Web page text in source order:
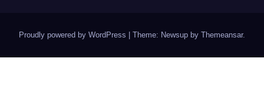
Proudly powered by WordPress Theme: Newsup by Themeansar.